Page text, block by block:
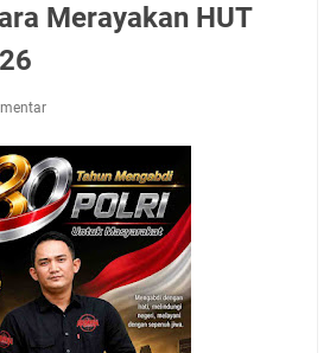
Merayakan HUT